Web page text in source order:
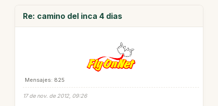
Re: camino del inca 4 dias
Mensajes: 825
17 de nov. de 2012, 09:26